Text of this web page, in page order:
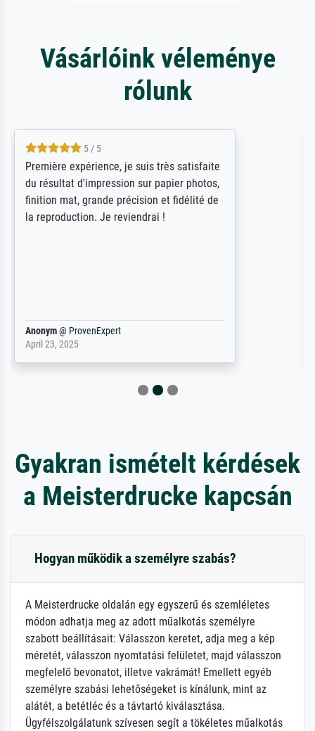
Vásárlóink véleménye
rólunk
ik beoordeel Meisterdrucke zeer positief.
Door de 69505 beschikbare kunstenaars
scrollen is echter onbegonnen werk (na
stoppen begint het weer van voor af aan).
philip@ProvenExpert
September 23, 2025
Gyakran ismételt kérdések
a Meisterdrucke kapcsán
Hogyan működik a személyre szabás?
A Meisterdrucke oldalán egy egyszerű és szemléletes
módon adhatja meg az adott műalkotás személyre
szabott beállításait: Válasszon keretet, adja meg a kép
méretét, válasszon nyomtatási felületet, majd válasszon
megfelelő bevonatot, illetve vakrámát! Emellett egyéb
személyre szabási lehetőségeket is kínálunk, mint az
alátét, a betétléc és a távtartó kiválasztása.
Ügyfélszolgálatunk szívesen segít a tökéletes műalkotás